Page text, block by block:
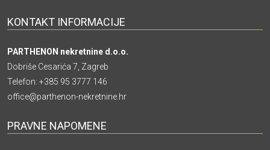
KONTAKT INFORMACIJE
PARTHENON nekretnine d.o.o.
Dobriše Cesarića 7, Zagreb
Telefon: +385 95 3777 146
office@parthenon-nekretnine.hr
PRAVNE NAPOMENE